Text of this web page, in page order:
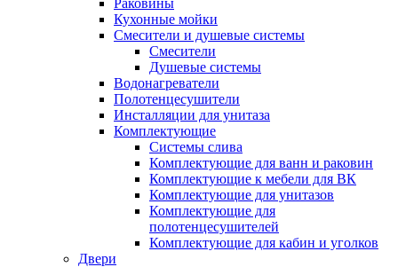
Раковины
Кухонные мойки
Смесители и душевые системы
Смесители
Душевые системы
Водонагреватели
Полотенцесушители
Инсталляции для унитаза
Комплектующие
Системы слива
Комплектующие для ванн и раковин
Комплектующие к мебели для ВК
Комплектующие для унитазов
Комплектующие для
полотенцесушителей
Комплектующие для кабин и уголков
Двери